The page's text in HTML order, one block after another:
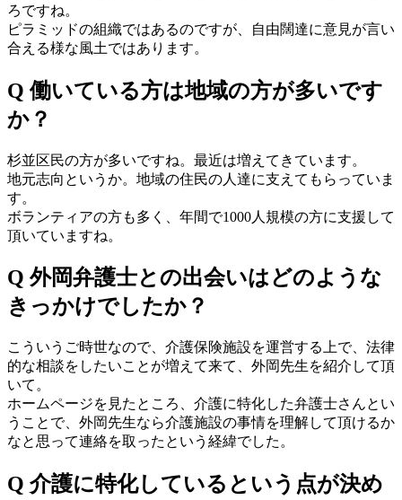
ろですね。
ピラミッドの組織ではあるのですが、自由闊達に意見が言い
合える様な風土ではあります。
Q 働いている方は地域の方が多いです
か？
杉並区民の方が多いですね。最近は増えてきています。
地元志向というか。地域の住民の人達に支えてもらっていま
す。
ボランティアの方も多く、年間で1000人規模の方に支援して
頂いていますね。
Q 外岡弁護士との出会いはどのような
きっかけでしたか？
こういうご時世なので、介護保険施設を運営する上で、法律
的な相談をしたいことが増えて来て、外岡先生を紹介して頂
いて。
ホームページを見たところ、介護に特化した弁護士さんとい
うことで、外岡先生なら介護施設の事情を理解して頂けるか
なと思って連絡を取ったという経緯でした。
Q 介護に特化しているという点が決め